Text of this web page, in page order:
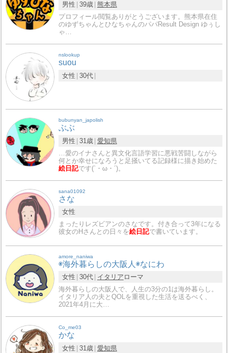
男性 39歳
熊本県
プロフィール閲覧ありがとうございます。熊本県在住
のゆずちゃんとひなちゃんのパパResult Design ゆぅし
ゃ…
nslookup
suou
女性 30代
bubunyan_japolish
ぶぶ
男性 31歳 愛知県
…愛のイナさんと異文化言語学習に悪戦苦闘しながら
何とか幸せになろうと足掻いてる記録様に描き始めた
絵日記です(`・ω・´)。
sana01092
さな
女性
まったりレズビアンのさなです。付き合って3年になる
彼女のHさんとの日々を絵日記で書いています。
amore_naniwa
◉海外暮らしの大阪人◉なにわ
女性 30代 イタリア ローマ
海外暮らしの大阪人で、人生の3分の1は海外暮らし。
イタリア人の夫とQOLを重視した生活を送るべく、
2021年4月に大…
Co_me03
かな
女性 31歳 愛知県